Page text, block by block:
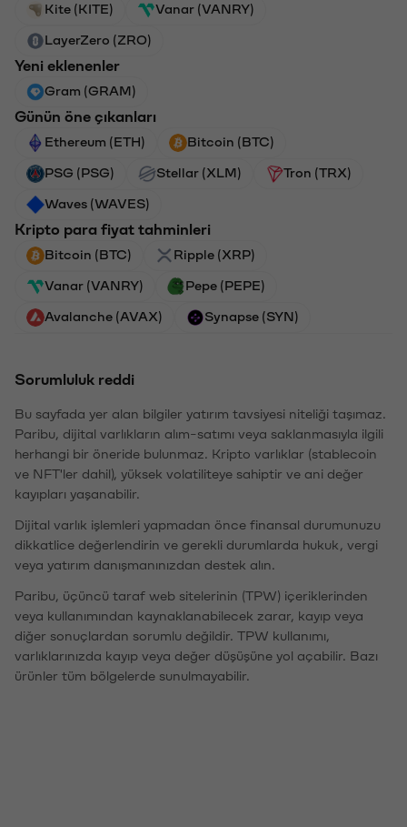
Kite (KITE) Vanar (VANRY)
LayerZero (ZRO)
Yeni eklenenler
Gram (GRAM)
Günün öne çıkanları
Ethereum (ETH) Bitcoin (BTC)
PSG (PSG) Stellar (XLM) Tron (TRX)
Waves (WAVES)
Kripto para fiyat tahminleri
Bitcoin (BTC) Ripple (XRP)
Vanar (VANRY) Pepe (PEPE)
Avalanche (AVAX) Synapse (SYN)
Sorumluluk reddi
Bu sayfada yer alan bilgiler yatırım tavsiyesi niteliği taşımaz.
Paribu, dijital varlıkların alım-satımı veya saklanmasıyla ilgili
herhangi bir öneride bulunmaz. Kripto varlıklar (stablecoin
ve NFT'ler dahil), yüksek volatiliteye sahiptir ve ani değer
kayıpları yaşanabilir.
Dijital varlık işlemleri yapmadan önce finansal durumunuzu
dikkatlice değerlendirin ve gerekli durumlarda hukuk, vergi
veya yatırım danışmanınızdan destek alın.
Paribu, üçüncü taraf web sitelerinin (TPW) içeriklerinden
veya kullanımından kaynaklanabilecek zarar, kayıp veya
diğer sonuçlardan sorumlu değildir. TPW kullanımı,
varlıklarınızda kayıp veya değer düşüşüne yol açabilir. Bazı
ürünler tüm bölgelerde sunulmayabilir.